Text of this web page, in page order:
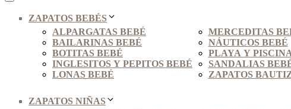
ZAPATOS BEBÉS
ALPARGATAS BEBÉ
BAILARINAS BEBÉ
BOTITAS BEBÉ
INGLESITOS Y PEPITOS BEBÉ
LONAS BEBÉ
MERCEDITAS
NÁUTICOS BEBÉ
PLAYA Y
SANDALIAS
ZAPATOS
ZAPATOS NIÑAS